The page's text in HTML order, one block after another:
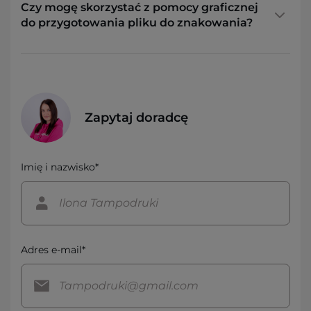
Czy mogę skorzystać z pomocy graficznej
do przygotowania pliku do znakowania?
Zapytaj doradcę
Imię i nazwisko*
Adres e-mail*